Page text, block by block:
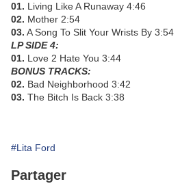
01. Living Like A Runaway 4:46
02. Mother 2:54
03. A Song To Slit Your Wrists By 3:54
LP SIDE 4:
01. Love 2 Hate You 3:44
BONUS TRACKS:
02. Bad Neighborhood 3:42
03. The Bitch Is Back 3:38
#Lita Ford
Partager